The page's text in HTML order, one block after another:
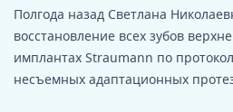
Полгода назад Светлана
восстановление всех зубов
имплантах Straumann по
несъемных адаптационных